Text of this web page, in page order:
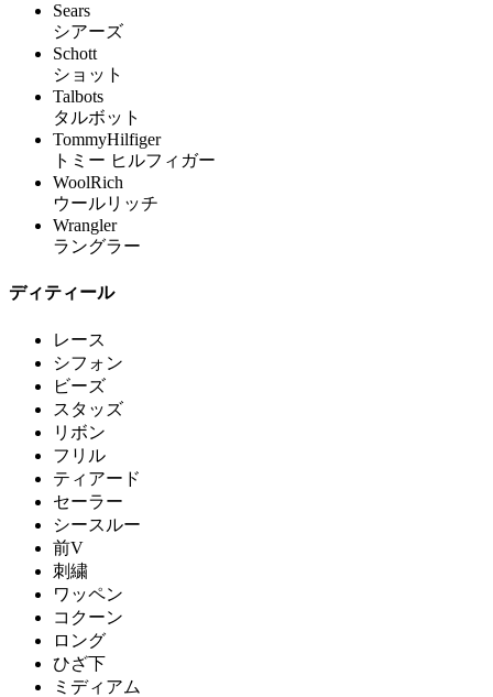
Sears
シアーズ
Schott
ショット
Talbots
タルボット
TommyHilfiger
トミー ヒルフィガー
WoolRich
ウールリッチ
Wrangler
ラングラー
ディティール
レース
シフォン
ビーズ
スタッズ
リボン
フリル
ティアード
セーラー
シースルー
前V
刺繍
ワッペン
コクーン
ロング
ひざ下
ミディアム